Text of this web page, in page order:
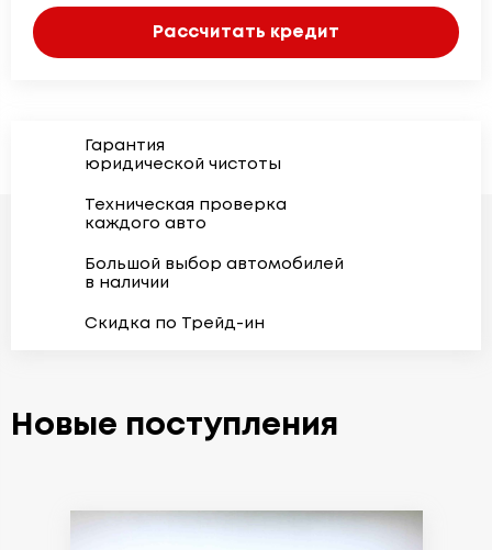
Рассчитать кредит
Гарантия
юридической чистоты
Техническая проверка
каждого авто
Большой выбор автомобилей
в наличии
Скидка по Трейд-ин
Новые поступления